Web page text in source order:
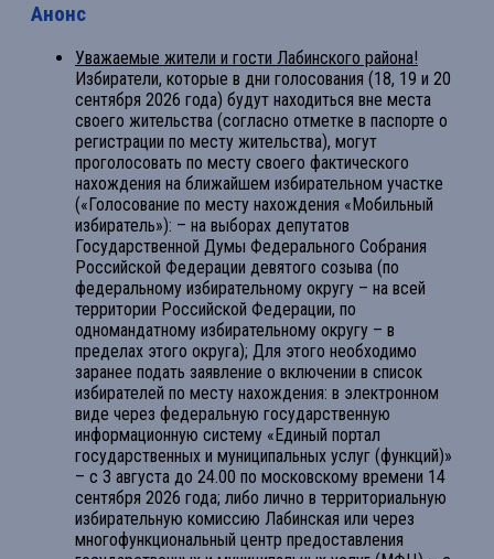
Анонс
Уважаемые жители и гости Лабинского района!
Избиратели, которые в дни голосования (18, 19 и 20
сентября 2026 года) будут находиться вне места
своего жительства (согласно отметке в паспорте о
регистрации по месту жительства), могут
проголосовать по месту своего фактического
нахождения на ближайшем избирательном участке
(«Голосование по месту нахождения «Мобильный
избиратель»): – на выборах депутатов
Государственной Думы Федерального Собрания
Российской Федерации девятого созыва (по
федеральному избирательному округу – на всей
территории Российской Федерации, по
одномандатному избирательному округу – в
пределах этого округа); Для этого необходимо
заранее подать заявление о включении в список
избирателей по месту нахождения: в электронном
виде через федеральную государственную
информационную систему «Единый портал
государственных и муниципальных услуг (функций)»
– с 3 августа до 24.00 по московскому времени 14
сентября 2026 года; либо лично в территориальную
избирательную комиссию Лабинская или через
многофункциональный центр предоставления